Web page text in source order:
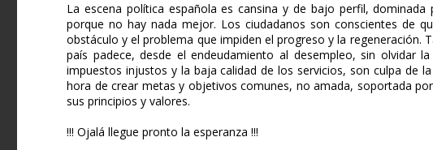
La escena política española es cansina y de bajo perfil,
porque no hay nada mejor. Los ciudadanos son conscientes de
obstáculo y el problema que impiden el progreso y la regeneración.
país padece, desde el endeudamiento al desempleo, sin olvidar
impuestos injustos y la baja calidad de los servicios, son culpa de
hora de crear metas y objetivos comunes, no amada, soportada
sus principios y valores.
!!! Ojalá llegue pronto la esperanza !!!